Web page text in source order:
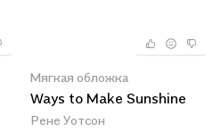
Мягкая обложка
Ways to Make Sunshine
Рене Уотсон